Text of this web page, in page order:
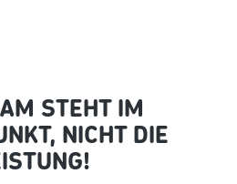
STEHT IM
NICHT DIE